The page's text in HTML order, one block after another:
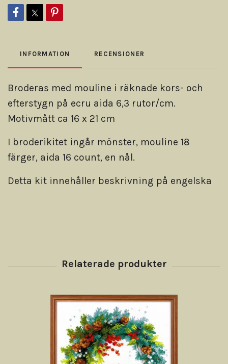
INFORMATION RECENSIONER
Broderas med mouline i räknade kors- och
efterstygn på ecru aida 6,3 rutor/cm.
Motivmått ca 16 x 21 cm
I broderikitet ingår mönster, mouline 18
färger, aida 16 count, en nål.
Detta kit innehåller beskrivning på engelska